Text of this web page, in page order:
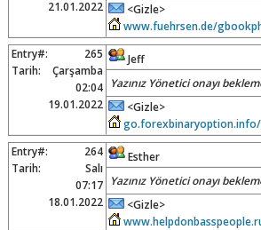
21.01.2022
<Gizle>
www.fuehrsen.de/
Entry#:
265
Tarih:
Çarşamba
02:04
19.01.2022
Jeff
Yazınız Yönetici onayı
<Gizle>
Entry#:
264
Tarih:
Salı
07:17
18.01.2022
Esther
Yazınız Yönetici onayı
<Gizle>